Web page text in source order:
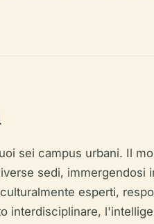
sei campus urbani. Il
sedi, immergendosi
esperti,
interdisciplinare,